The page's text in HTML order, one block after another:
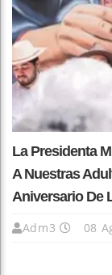
La Presidenta
A Nuestras
Aniversario De
Adm3 08